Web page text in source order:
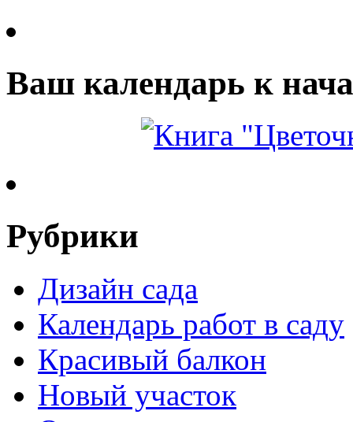
Ваш календарь к
Рубрики
Дизайн сада
Календарь работ в саду
Красивый балкон
Новый участок